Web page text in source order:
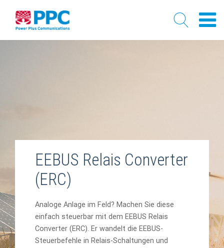
EEBUS Relais Converter
(ERC)
Analoge Anlage im Feld? Machen Sie diese
einfach steuerbar mit dem EEBUS Relais
Converter (ERC). Er wandelt die EEBUS-
Steuerbefehle in Relais-Schaltungen und